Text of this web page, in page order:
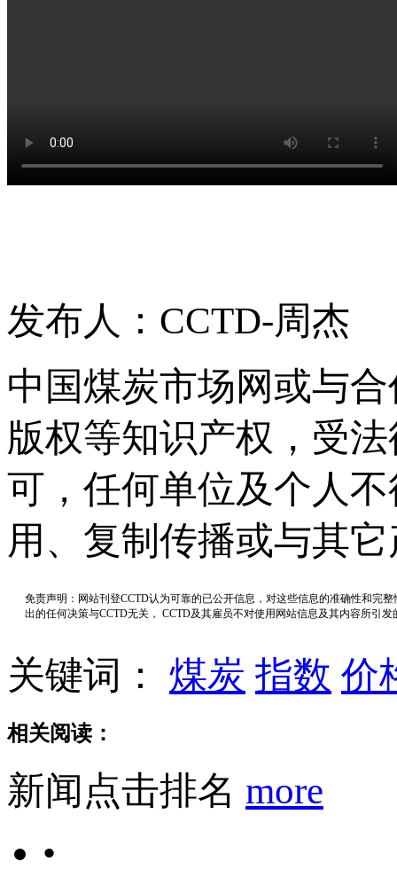
发布人：CCTD-周杰
中国煤炭市场网或与
版权等知识产权，受
可，任何单位及个人
用、复制传播或与其
免责声明：网站刊登CCTD认为可靠的已公开信息，对这些信息的准确性和完
出的任何决策与CCTD无关， CCTD及其雇员不对使用网站信息及其内容所引
关键词： 煤炭 指数 价
相关阅读：
新闻点击排名 more
•